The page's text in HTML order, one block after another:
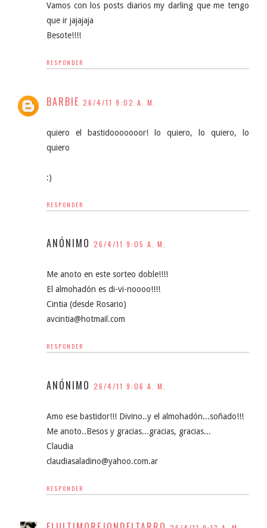
Vamos con los posts diarios my darling que me tengo
que ir jajajaja
Besote!!!!
RESPONDER
BARBIE 26/4/11 9:02 A. M.
quiero el bastidooooooor! lo quiero, lo quiero, lo
quiero
:)
RESPONDER
ANÓNIMO 26/4/11 9:05 A. M.
Me anoto en este sorteo doble!!!!
El almohadón es di-vi-noooo!!!!
Cintia (desde Rosario)
avcintia@hotmail.com
RESPONDER
ANÓNIMO 26/4/11 9:06 A. M.
Amo ese bastidor!!! Divino..y el almohadón...soñado!!!
Me anoto..Besos y gracias...gracias, gracias...
Claudia
claudiasaladino@yahoo.com.ar
RESPONDER